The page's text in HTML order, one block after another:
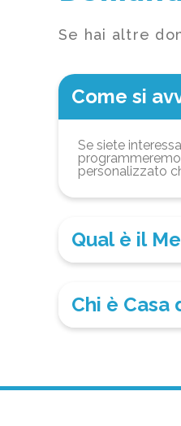
Se hai altre
Come si
Se siete
personalizzato
Qual è il
Chi è